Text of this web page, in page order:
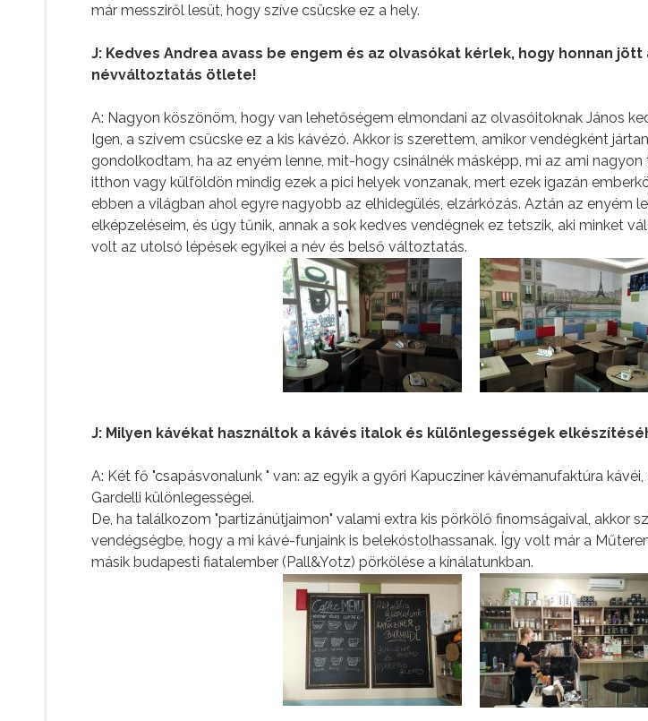
már messziről lesüt, hogy szíve csücske ez a hely.
J: Kedves Andrea avass be engem és az olvasókat kérlek, hogy honnan
névváltoztatás ötlete!
A: Nagyon köszönöm, hogy van lehetőségem elmondani az olvasóitoknak János
Igen, a szívem csücske ez a kis kávézó. Akkor is szerettem, amikor vendégként
gondolkodtam, ha az enyém lenne, mit-hogy csinálnék másképp, mi az ami nagyon
itthon vagy külföldön mindig ezek a pici helyek vonzanak, mert ezek igazán
ebben a világban ahol egyre nagyobb az elhidegülés, elzárkózás. Aztán az enyém
elképzeléseim, és úgy tűnik, annak a sok kedves vendégnek ez tetszik, aki minket
volt az utolsó lépések egyikei a név és belső változtatás.
J: Milyen kávékat használtok a kávés italok és különlegességek
A: Két fő "csapásvonalunk " van: az egyik a győri Kapucziner kávémanufaktúra
Gardelli különlegességei.
De, ha találkozom "partizánútjaimon" valami extra kis pörkölő finomságaival, akkor
vendégségbe, hogy a mi kávé-funjaink is belekóstolhassanak. Így volt már a
másik budapesti fiatalember (Pall&Yotz) pörkölése a kínálatunkban.